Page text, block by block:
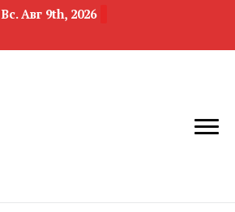
Вс. Авг 9th, 2026